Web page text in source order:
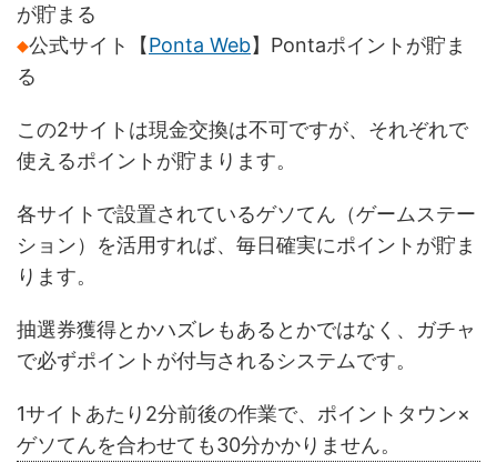
が貯まる
◆公式サイト【Ponta Web】Pontaポイントが貯ま
る
この2サイトは現金交換は不可ですが、それぞれで
使えるポイントが貯まります。
各サイトで設置されているゲソてん（ゲームステー
ション）を活用すれば、毎日確実にポイントが貯ま
ります。
抽選券獲得とかハズレもあるとかではなく、ガチャ
で必ずポイントが付与されるシステムです。
1サイトあたり2分前後の作業で、ポイントタウン×
ゲソてんを合わせても30分かかりません。